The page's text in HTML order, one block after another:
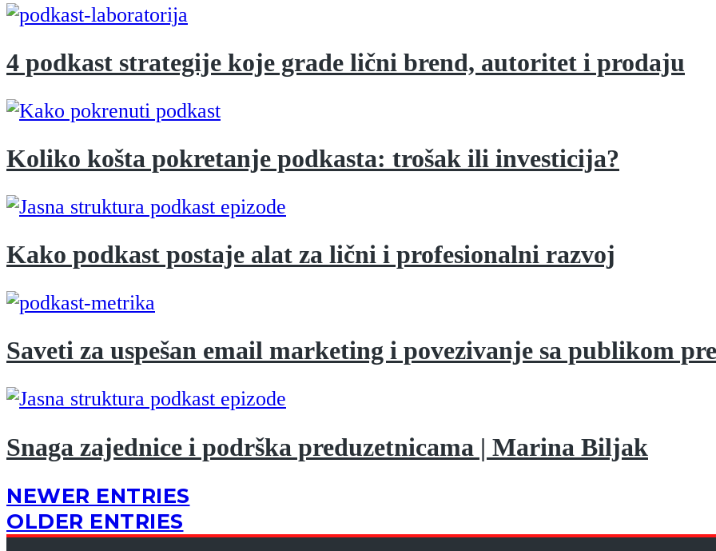
4 podkast strategije koje grade lični brend, autoritet i prodaju
Koliko košta pokretanje podkasta: trošak ili investicija?
Kako podkast postaje alat za lični i profesionalni razvoj
Saveti za uspešan email marketing i povezivanje sa publikom
Snaga zajednice i podrška preduzetnicama | Marina Biljak
NEWER ENTRIES
OLDER ENTRIES